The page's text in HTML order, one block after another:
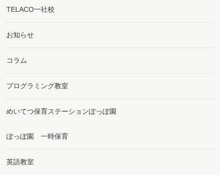
TELACO一社校
お知らせ
コラム
プログラミング教室
めいてつ保育ステーションぽっぽ園
ぽっぽ園 一時保育
英語教室